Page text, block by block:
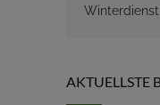
Winterdienst
AKTUELLSTE